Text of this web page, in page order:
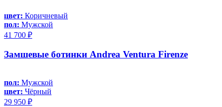
цвет: Коричневый
пол: Мужской
41 700 ₽
Замшевые ботинки Andrea Ventura Firenze
пол: Мужской
цвет: Чёрный
29 950 ₽